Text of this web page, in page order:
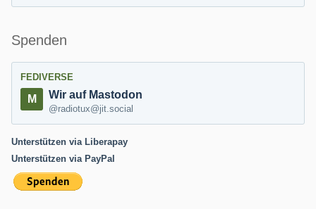
Spenden
FEDIVERSE
Wir auf Mastodon
@radiotux@jit.social
Unterstützen via Liberapay
Unterstützen via PayPal